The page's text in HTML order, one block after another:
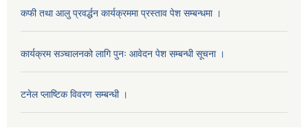
कफी तथा आलु प्रवर्द्धन कार्यक्रममा प्रस्ताव पेश सम्बन्धमा ।
कार्यक्रम सञ्चालनको लागि पुनः आवेदन पेश सम्बन्धी सूचना ।
टनेल प्लाष्टिक विवरण सम्बन्धी ।